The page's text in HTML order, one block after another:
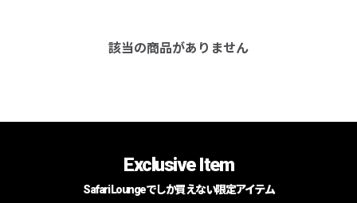
該当の商品がありません
Exclusive Item
Safari Loungeでしか買えない限定アイテム